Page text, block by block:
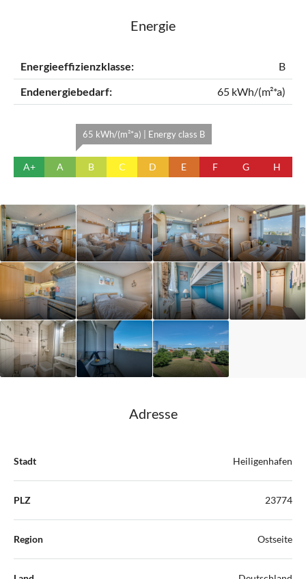
Energie
Energieeffizienzklasse:
B
Endenergiebedarf:
65 kWh/(m²*a)
A+ A
65 kWh/(m²*a) | Energy class B
B C D E F G H
Adresse
Stadt Heiligenhafen
PLZ 23774
Region Ostseite